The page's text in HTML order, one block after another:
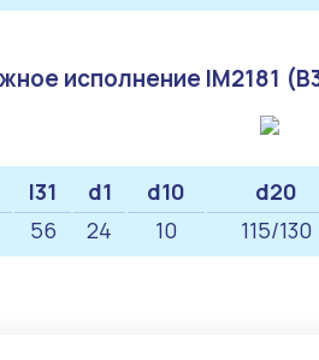
исполнение IM2181
l31 d1 d10 d20
56 24 10 115/130